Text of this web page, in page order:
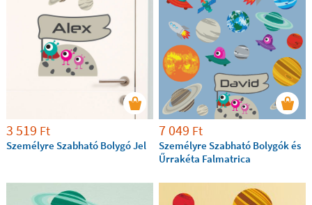
3 519 Ft
Személyre Szabható Bolygó Jel
7 049 Ft
Személyre Szabható Bolygók és
Űrrakéta Falmatrica